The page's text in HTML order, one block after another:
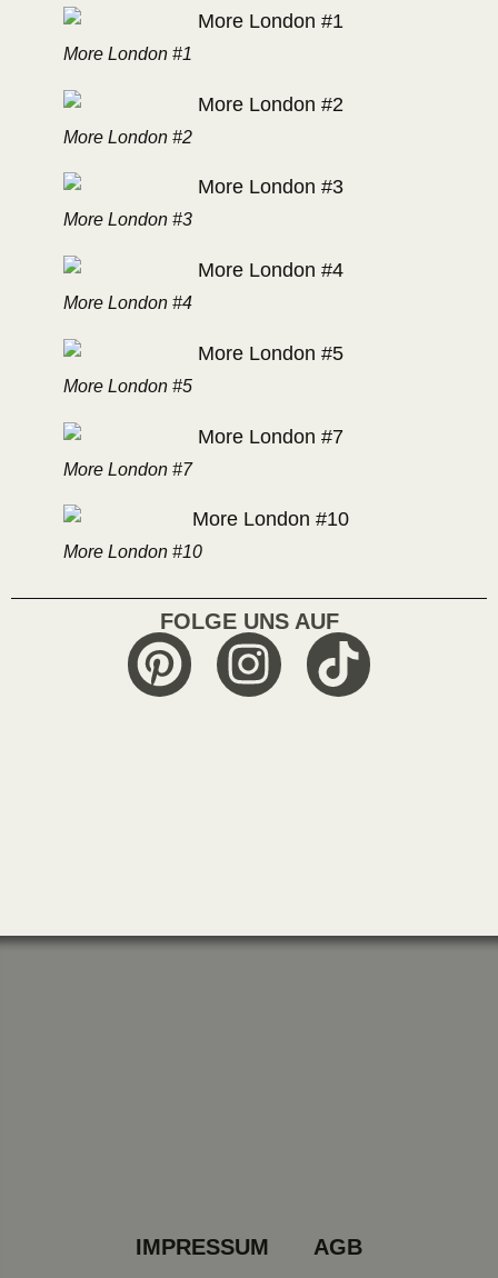
More London #1
More London #2
More London #3
More London #4
More London #5
More London #7
More London #10
FOLGE UNS AUF
IMPRESSUM AGB